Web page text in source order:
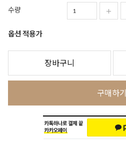
수량
옵션 적용가
장바구니
구매하기